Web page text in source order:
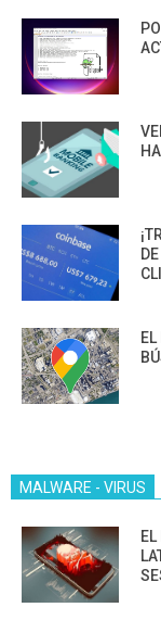
MALWARE - VIRUS